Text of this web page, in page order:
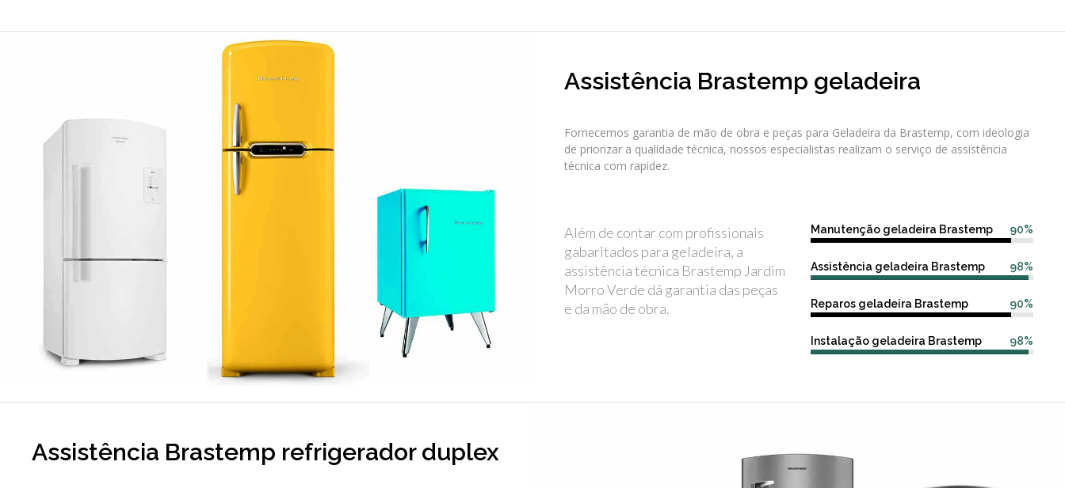
Assistência Brastemp geladeira
Fornecemos garantia de mão de obra e peças para Geladeira da Brastemp, com ideologia
de priorizar a qualidade técnica, nossos especialistas realizam o serviço de assistência
técnica com rapidez.
Além de contar com profissionais
gabaritados para geladeira, a
assistência técnica Brastemp Jardim
Morro Verde dá garantia das peças
e da mão de obra.
90%
Manutenção geladeira Brastemp
98%
Assistência geladeira Brastemp
90%
Reparos geladeira Brastemp
98%
Instalação geladeira Brastemp
Assistência Brastemp refrigerador duplex